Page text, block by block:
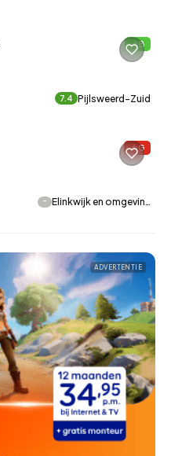
B
7.4 Pijlsweerd-Zuid
G
- Elinkwijk en omgevin…
ADVERTENTIE